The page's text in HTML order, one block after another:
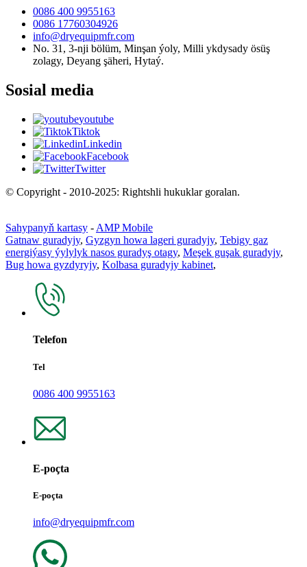
0086 400 9955163
0086 17760304926
info@dryequipmfr.com
No. 31, 3-nji bölüm, Minşan ýoly, Milli ykdysady ösüş
zolagy, Deyang şäheri, Hytaý.
Sosial media
youtube
Tiktok
Linkedin
Facebook
Twitter
© Copyright - 2010-2025: Rightshli hukuklar goralan.
Sahypanyň kartasy - AMP Mobile
Gatnaw guradyjy, Gyzgyn howa lageri guradyjy, Tebigy gaz
energiýasy ýylylyk nasos guradyş otagy, Meşek guşak guradyjy,
Bug howa gyzdyryjy, Kolbasa guradyjy kabinet,
Telefon
Tel
0086 400 9955163
E-poçta
E-poçta
info@dryequipmfr.com